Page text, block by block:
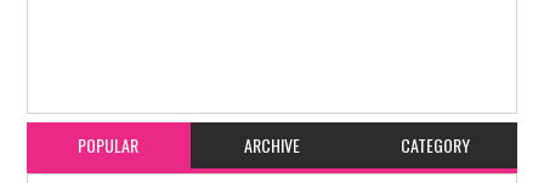
POPULAR ARCHIVE CATEGORY